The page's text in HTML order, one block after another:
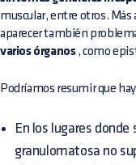
muscular, entre otros. Más
aparecer también
varios órganos, como
Podríamos resumir que
En los lugares
granulomatosa no